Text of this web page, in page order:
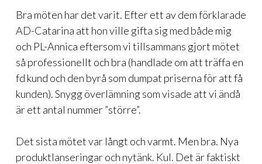
Bra möten har det varit. Efter ett av dem förklarade
AD-Catarina att hon ville gifta sig med både mig
och PL-Annica eftersom vi tillsammans gjort mötet
så professionellt och bra (handlade om att träffa en
fd kund och den byrå som dumpat priserna för att få
kunden). Snygg överlämning som visade att vi ändå
är ett antal nummer ”större”.
Det sista mötet var långt och varmt. Men bra. Nya
produktlanseringar och nytänk. Kul. Det är faktiskt